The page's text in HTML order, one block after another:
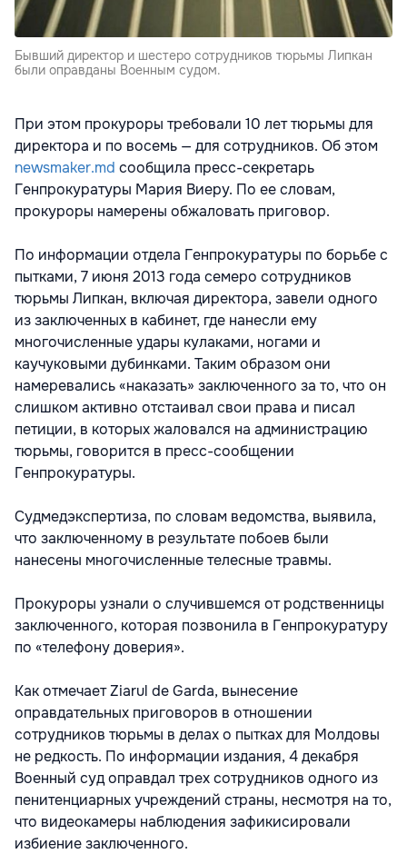
Бывший директор и шестеро сотрудников тюрьмы Липкан
были оправданы Военным судом.
При этом прокуроры требовали 10 лет тюрьмы для
директора и по восемь — для сотрудников. Об этом
newsmaker.md сообщила пресс-секретарь
Генпрокуратуры Мария Виеру. По ее словам,
прокуроры намерены обжаловать приговор.
По информации отдела Генпрокуратуры по борьбе с
пытками, 7 июня 2013 года семеро сотрудников
тюрьмы Липкан, включая директора, завели одного
из заключенных в кабинет, где нанесли ему
многочисленные удары кулаками, ногами и
каучуковыми дубинками. Таким образом они
намеревались «наказать» заключенного за то, что он
слишком активно отстаивал свои права и писал
петиции, в которых жаловался на администрацию
тюрьмы, говорится в пресс-сообщении
Генпрокуратуры.
Судмедэкспертиза, по словам ведомства, выявила,
что заключенному в результате побоев были
нанесены многочисленные телесные травмы.
Прокуроры узнали о случившемся от родственницы
заключенного, которая позвонила в Генпрокуратуру
по «телефону доверия».
Как отмечает Ziarul de Garda, вынесение
оправдательных приговоров в отношении
сотрудников тюрьмы в делах о пытках для Молдовы
не редкость. По информации издания, 4 декабря
Военный суд оправдал трех сотрудников одного из
пенитенциарных учреждений страны, несмотря на то,
что видеокамеры наблюдения зафикисировали
избиение заключенного.